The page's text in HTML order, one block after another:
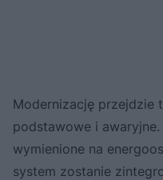
Modernizację przejdzie
podstawowe i
wymienione na
system zostanie